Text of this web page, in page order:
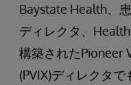
Baystate Health、
ディレクタ、
構築されたPioneer
(PVIX)ディレクタで